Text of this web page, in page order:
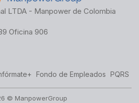
LTDA - Manpower de Colombia
Oficina 906
Fondo de Empleados PQRS
© ManpowerGroup